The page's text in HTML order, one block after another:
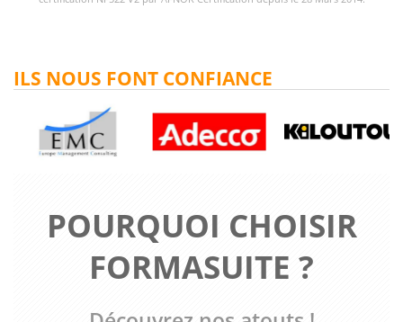
POURQUOI CHOISIR
FORMASUITE ?
ILS NOUS FONT CONFIANCE